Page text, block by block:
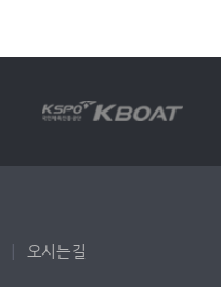
오시는길